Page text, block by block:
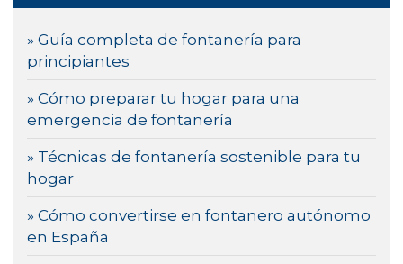
» Guía completa de fontanería para
principiantes
» Cómo preparar tu hogar para una
emergencia de fontanería
» Técnicas de fontanería sostenible para tu
hogar
» Cómo convertirse en fontanero autónomo
en España